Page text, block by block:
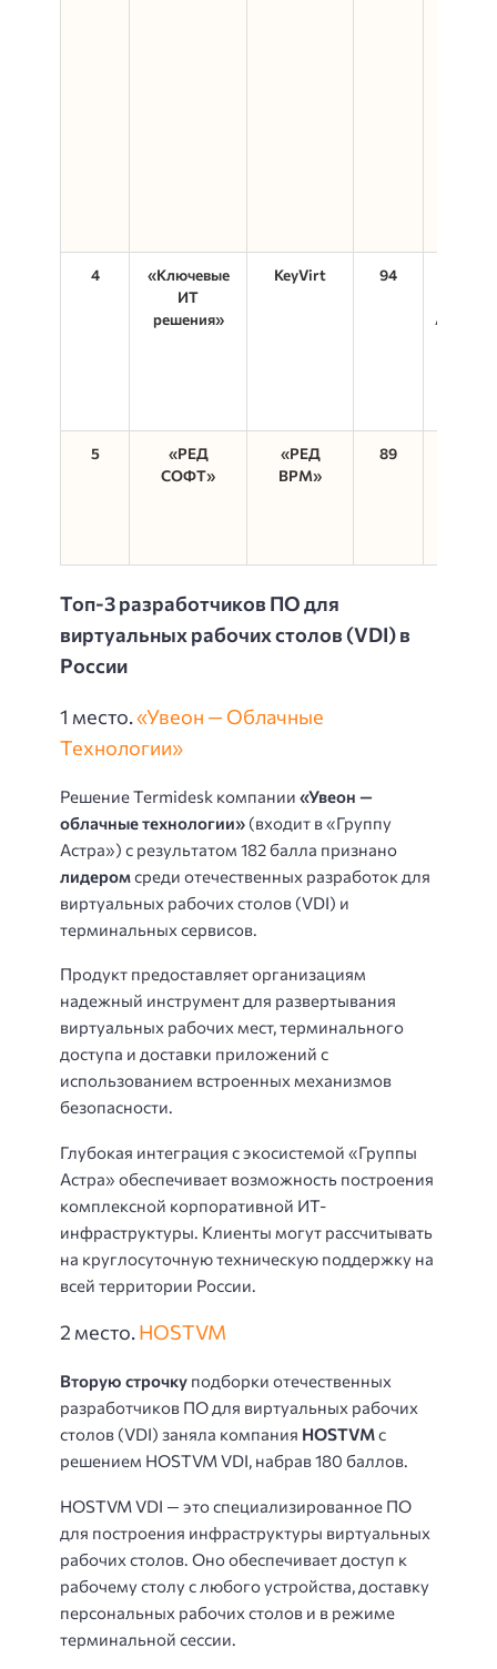
4
«Ключевые
ИТ
решения»
KeyVirt 94
5
«РЕД
СОФТ»
«РЕД
ВРМ»
89
Топ-3 разработчиков ПО для
виртуальных рабочих столов (VDI) в
России
1 место.«Увеон — Облачные
Технологии»
Решение Termidesk компании «Увеон —
облачные технологии» (входит в «Группу
Астра») с результатом 182 балла признано
лидеромсреди отечественных разработок для
виртуальных рабочих столов (VDI) и
терминальных сервисов.
Продукт предоставляет организациям
надежный инструмент для развертывания
виртуальных рабочих мест, терминального
доступа и доставки приложений с
использованием встроенных механизмов
безопасности.
Глубокая интеграция с экосистемой «Группы
Астра» обеспечивает возможность построения
комплексной корпоративной ИТ-
инфраструктуры. Клиенты могут рассчитывать
на круглосуточную техническую поддержку на
всей территории России.
2 место.HOSTVM
Вторую строчку подборки отечественных
разработчиков ПО для виртуальных рабочих
столов (VDI) заняла компания HOSTVMс
решением HOSTVM VDI, набрав 180 баллов.
HOSTVM VDI — это специализированное ПО
для построения инфраструктуры виртуальных
рабочих столов. Оно обеспечивает доступ к
рабочему столу с любого устройства, доставку
персональных рабочих столов и в режиме
терминальной сессии.